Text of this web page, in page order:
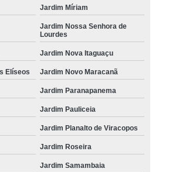
Jardim Míriam
Jardim Nossa Senhora de
Lourdes
Jardim Nova Itaguaçu
Elíseos Jardim Novo Maracanã
Jardim Paranapanema
Jardim Pauliceia
Jardim Planalto de Viracopos
Jardim Roseira
Jardim Samambaia